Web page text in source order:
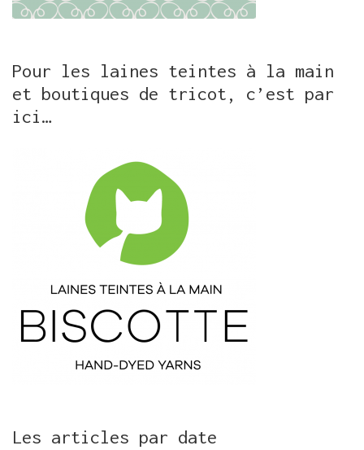
Pour les laines teintes à la main
et boutiques de tricot, c’est par
ici…
Les articles par date